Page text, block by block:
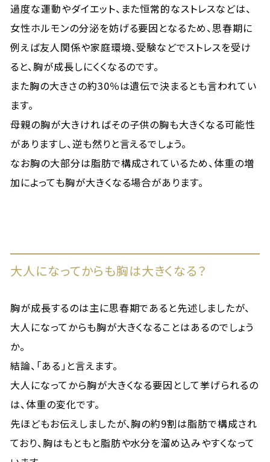
過度な運動やダイエット、また恒常的なストレスなどは、
女性ホルモンの分泌を妨げる要因となるため、思春期に
例えば友人関係や家庭環境、受験などでストレスを受け
ると、胸が成長しにくくなるのです。
また胸の大きさの約30％は遺伝で決まるとも言われてい
ます。
母親の胸が大きければその子供の胸も大きくなる可能性
がありますし、逆も然りと言えるでしょう。
なお胸の大部分は脂肪で構成されているため、体重の増
加によっても胸が大きくなる場合があります。
大人になってからも胸は大きくなる？
胸が成長するのは主に思春期であると先述しましたが、
大人になってからも胸が大きくなることはあるのでしょう
か。
結論、「ある」と言えます。
大人になってから胸が大きくなる要因として挙げられるの
は、体重の変化です。
先ほどもお伝えしましたが、胸の約9割は脂肪で構成され
ており、胸はもともと脂肪や水分を溜め込みやすくなって